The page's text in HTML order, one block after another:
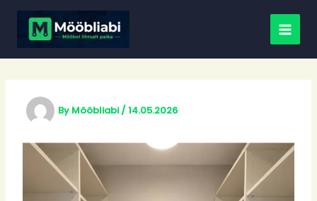
Skip
By Mööbliabi /14.05.2026